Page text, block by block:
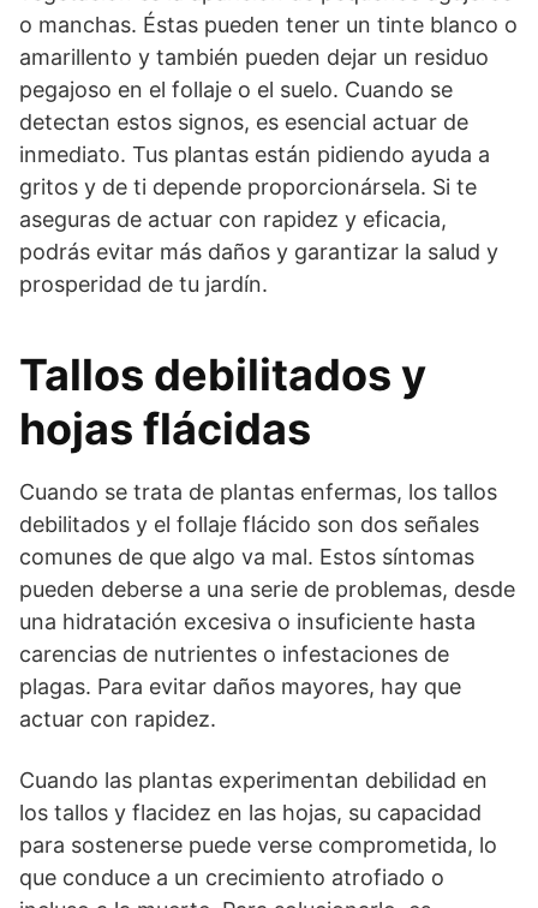
o manchas. Éstas pueden tener un tinte blanco o
amarillento y también pueden dejar un residuo
pegajoso en el follaje o el suelo. Cuando se
detectan estos signos, es esencial actuar de
inmediato. Tus plantas están pidiendo ayuda a
gritos y de ti depende proporcionársela. Si te
aseguras de actuar con rapidez y eficacia,
podrás evitar más daños y garantizar la salud y
prosperidad de tu jardín.
Tallos debilitados y
hojas flácidas
Cuando se trata de plantas enfermas, los tallos
debilitados y el follaje flácido son dos señales
comunes de que algo va mal. Estos síntomas
pueden deberse a una serie de problemas, desde
una hidratación excesiva o insuficiente hasta
carencias de nutrientes o infestaciones de
plagas. Para evitar daños mayores, hay que
actuar con rapidez.
Cuando las plantas experimentan debilidad en
los tallos y flacidez en las hojas, su capacidad
para sostenerse puede verse comprometida, lo
que conduce a un crecimiento atrofiado o